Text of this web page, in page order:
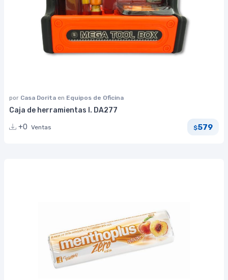
por Casa Dorita en Equipos de Oficina
Caja de herramientas I. DA277
+0 Ventas $579